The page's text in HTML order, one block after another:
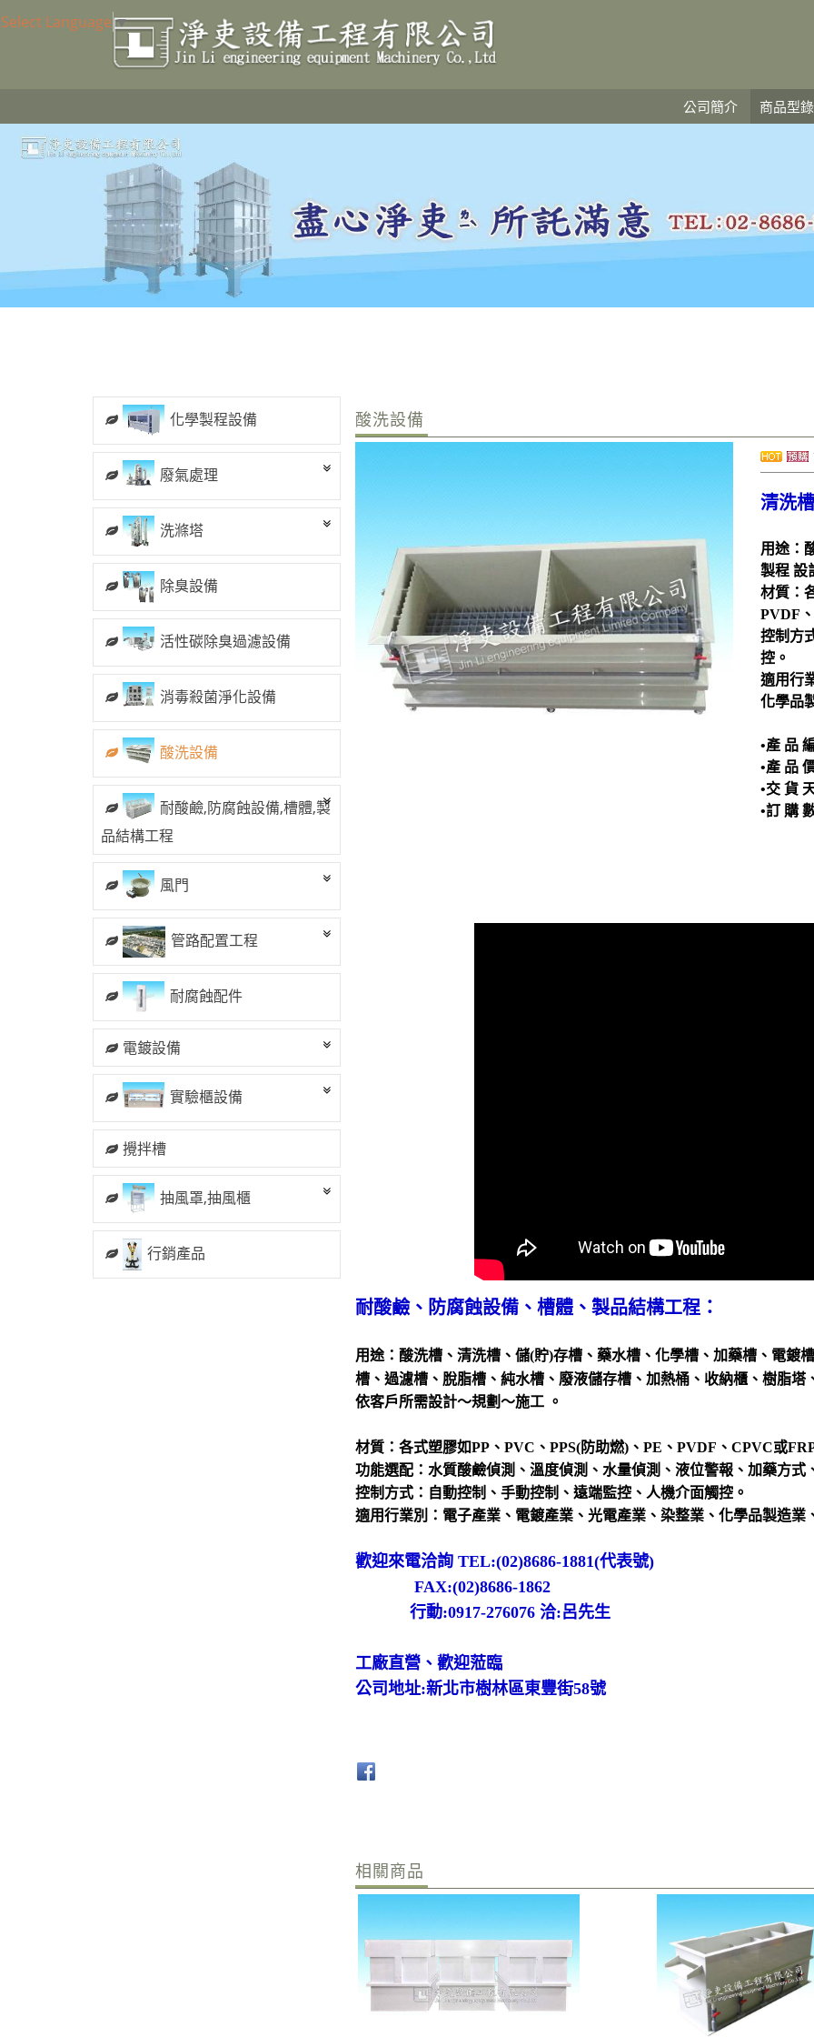
Select Language▼
公司簡介 商品型錄
化學製程設備
廢氣處理
洗滌塔
除臭設備
活性碳除臭過濾設備
消毒殺菌淨化設備
酸洗設備
耐酸鹼,防腐蝕設備,槽體,製
品結構工程
風門
管路配置工程
耐腐蝕配件
電鍍設備
實驗櫃設備
攪拌槽
抽風罩,抽風櫃
行銷產品
酸洗設備
清洗槽
用途：
製程 設
材質：
PVDF
控制方
控。
適用行
化學品
•產 品
•產 品
•交 貨
•訂 購
耐酸鹼、防腐蝕設備、槽體、製品結構工程：
用途： 酸洗槽、清洗槽、儲(貯)存槽、藥水槽、化學槽、加藥槽、電鍍
槽、過濾槽、脫脂槽、純水槽、廢液儲存槽、加熱桶、收納櫃、樹脂塔
依客戶所需設計～規劃～施工 。
材質：各式塑膠如PP、PVC、PPS(防助燃)、PE、PVDF、CPVC或FRP
功能選配：水質酸鹼偵測、溫度偵測、水量偵測、液位警報、加藥方式
控制方式：自動控制、手動控制、遠端監控、人機介面觸控。
適用行業別：電子產業、電鍍產業、光電產業、染整業、化學品製造業
歡迎來電洽詢 TEL:(02)8686-1881(代表號)
FAX:(02)8686-1862
行動:0917-276076 洽:呂先生
工廠直營、歡迎蒞臨
公司地址:新北市樹林區東豐街58號
相關商品